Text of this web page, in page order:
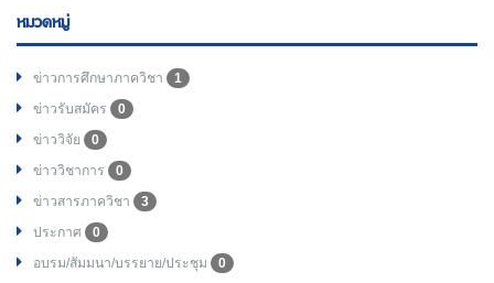
หมวดหมู่
ข่าวการศึกษาภาควิชา
1
ข่าวรับสมัคร
0
ข่าววิจัย
0
ข่าววิชาการ
0
ข่าวสารภาควิชา
3
ประกาศ
0
อบรม/สัมมนา/บรรยาย/ประชุม
0